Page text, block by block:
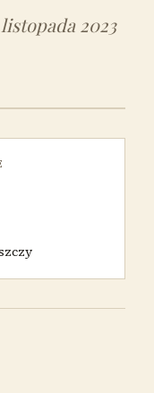
2023